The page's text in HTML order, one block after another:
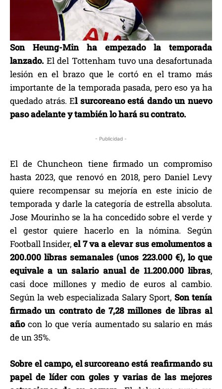
Son Heung-Min ha empezado la temporada
lanzado. El del Tottenham tuvo una desafortunada
lesión en el brazo que le cortó en el tramo más
importante de la temporada pasada, pero eso ya ha
quedado atrás. El surcoreano está dando un nuevo
paso adelante y también lo hará su contrato.
- Publicidad -
El de Chuncheon tiene firmado un compromiso
hasta 2023, que renovó en 2018, pero Daniel Levy
quiere recompensar su mejoría en este inicio de
temporada y darle la categoría de estrella absoluta.
Jose Mourinho se la ha concedido sobre el verde y
el gestor quiere hacerlo en la nómina. Según
Football Insider,el 7 va a elevar sus emolumentos a
200.000 libras semanales (unos 223.000 €), lo que
equivale a un salario anual de 11.200.000 libras,
casi doce millones y medio de euros al cambio.
Según la web especializada Salary Sport, Son tenía
firmado un contrato de 7,28 millones de libras al
añocon lo que vería aumentado su salario en más
de un 35%.
Sobre el campo, el surcoreano está reafirmando su
papel de líder con goles y varias de las mejores